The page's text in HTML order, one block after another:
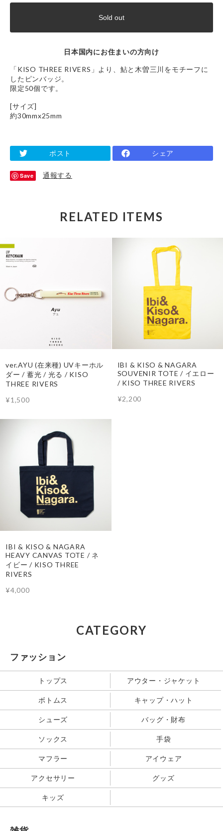
Sold out
日本国内にお住まいの方向け
「KISO THREE RIVERS」より、鮎と木曽三川をモチーフに
したピンバッジ。
限定50個です。
[サイズ]
約30mmx25mm
ポスト シェア
Save 通報する
RELATED ITEMS
ver.AYU (在来種) UVキーホル
ダー / 蓄光 / 光る / KISO
THREE RIVERS
¥1,500
IBI & KISO & NAGARA
SOUVENIR TOTE / イエロー
/ KISO THREE RIVERS
¥2,200
IBI & KISO & NAGARA
HEAVY CANVAS TOTE / ネ
イビー / KISO THREE
RIVERS
¥4,000
CATEGORY
ファッション
トップス アウター・ジャケット
ボトムス キャップ・ハット
シューズ バッグ・財布
ソックス 手袋
マフラー アイウェア
アクセサリー グッズ
キッズ